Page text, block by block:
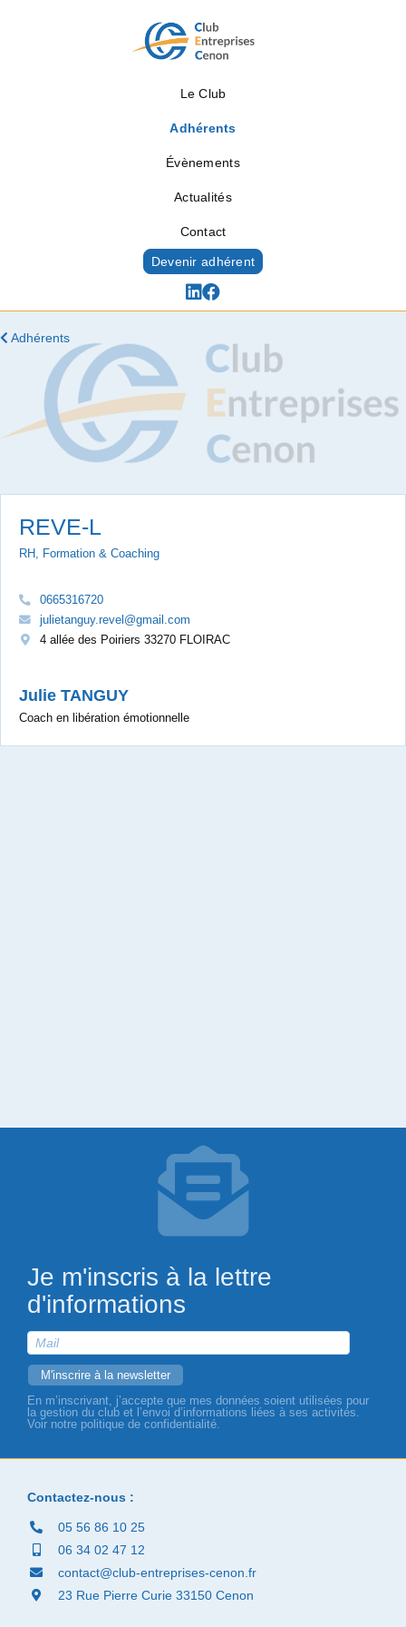
Le Club
Adhérents
Évènements
Actualités
Contact
Devenir adhérent
Adhérents
REVE-L
RH, Formation & Coaching
0665316720
julietanguy.revel@gmail.com
4 allée des Poiriers 33270 FLOIRAC
Julie TANGUY
Coach en libération émotionnelle
Je m'inscris à la lettre
d'informations
En m’inscrivant, j’accepte que mes données soient utilisées pour
la gestion du club et l’envoi d’informations liées à ses activités.
Voir notre politique de confidentialité.
Contactez-nous :
05 56 86 10 25
06 34 02 47 12
contact@club-entreprises-cenon.fr
23 Rue Pierre Curie 33150 Cenon